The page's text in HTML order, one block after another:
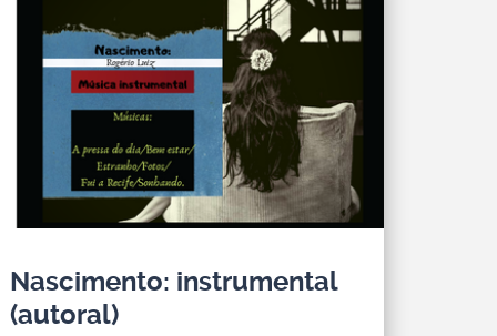
Nascimento: instrumental
(autoral)